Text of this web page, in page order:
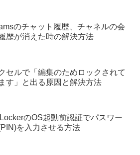
のチャット履歴、チャネルの会
歴が消えた時の解決方法
セルで「編集のためロックされて
す」と出る原因と解決方法
のOS起動前認証でパスワー
を入力させる方法